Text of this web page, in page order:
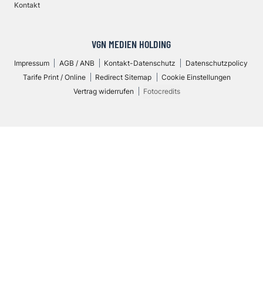
Kontakt
VGN MEDIEN HOLDING
Impressum AGB / ANB Kontakt-Datenschutz
Datenschutzpolicy
Tarife Print / Online
Redirect Sitemap
Cookie Einstellungen
Vertrag widerrufen
Fotocredits